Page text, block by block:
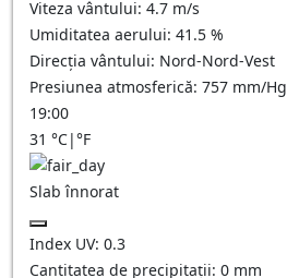
Viteza vântului: 4.7 m/s
Umiditatea aerului: 41.5 %
Direcția vântului: Nord-Nord-Vest
Presiunea atmosferică: 757 mm/Hg
19:00
31 °C|°F
Slab înnorat
Index UV: 0.3
Cantitatea de precipitații: 0 mm